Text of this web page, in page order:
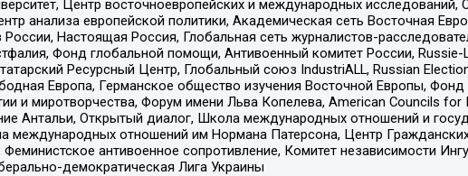
Центр восточноевропейских и международных
анализа европейской политики, Академическая сеть Восточная
Настоящая Россия, Глобальная сеть журналистов-
Фонд глобальной помощи, Антивоенный комитет России, Russie-
Ресурсный Центр, Глобальный союз IndustriALL, Russian
Европа, Германское общество изучения Восточной Европы,
и миротворчества, Форум имени Льва Копелева, American Councils for
Антальи, Открытый диалог, Школа международных отношений и
международных отношений им Нормана Патерсона, Центр
антивоенное сопротивление, Комитет независимости
демократическая Лига Украины